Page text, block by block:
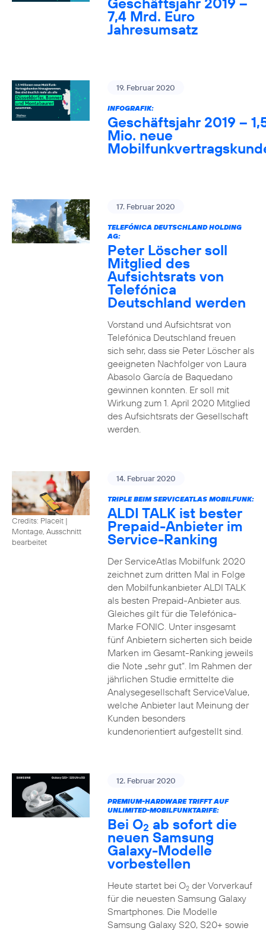
7,4 Mrd. Euro
Jahresumsatz
19. Februar 2020
INFOGRAFIK:
Geschäftsjahr 2019 –
Mio. neue
17. Februar 2020
TELEFÓNICA DEUTSCHLAND HOLDING
AG:
Peter Löscher soll
Mitglied des
Aufsichtsrats von
Telefónica
Deutschland werden
Vorstand und Aufsichtsrat von
Telefónica Deutschland freuen
sich sehr, dass sie Peter Löscher als
geeigneten Nachfolger von Laura
Abasolo García de Baquedano
gewinnen konnten. Er soll mit
Wirkung zum 1. April 2020 Mitglied
des Aufsichtsrats der Gesellschaft
werden.
Credits: Placeit |
Montage, Ausschnitt
bearbeitet
14. Februar 2020
TRIPLE BEIM SERVICEATLAS MOBILFUNK:
ALDI TALK ist bester
Prepaid-Anbieter im
Service-Ranking
Der ServiceAtlas Mobilfunk 2020
zeichnet zum dritten Mal in Folge
den Mobilfunkanbieter ALDI TALK
als besten Prepaid-Anbieter aus.
Gleiches gilt für die Telefónica-
Marke FONIC. Unter insgesamt
fünf Anbietern sicherten sich beide
Marken im Gesamt-Ranking jeweils
die Note „sehr gut“. Im Rahmen der
jährlichen Studie ermittelte die
Analysegesellschaft ServiceValue,
welche Anbieter laut Meinung der
Kunden besonders
kundenorientiert aufgestellt sind.
12. Februar 2020
PREMIUM-HARDWARE TRIFFT AUF
UNLIMITED-MOBILFUNKTARIFE:
Bei O2 ab sofort die
neuen Samsung
Galaxy-Modelle
vorbestellen
Heute startet bei O2der Vorverkauf
für die neuesten Samsung Galaxy
Smartphones. Die Modelle
Samsung Galaxy S20, S20+ sowie